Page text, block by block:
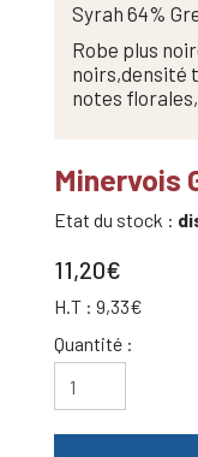
Syrah 64%
Robe plus
noirs,densité
notes
Minervois
Etat du stock :
11,20€
H.T : 9,33€
Quantité :